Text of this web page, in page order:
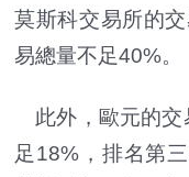
莫斯科交易所的
易總量不足40%。
此外，歐元的交
足18%，排名第